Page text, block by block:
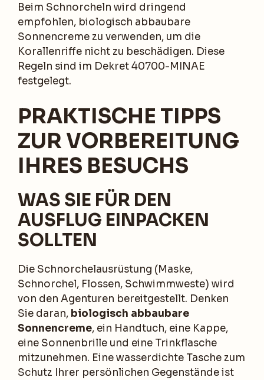
Beim Schnorcheln wird dringend
empfohlen, biologisch abbaubare
Sonnencreme zu verwenden, um die
Korallenriffe nicht zu beschädigen. Diese
Regeln sind im Dekret 40700-MINAE
festgelegt.
PRAKTISCHE TIPPS
ZUR VORBEREITUNG
IHRES BESUCHS
WAS SIE FÜR DEN
AUSFLUG EINPACKEN
SOLLTEN
Die Schnorchelausrüstung (Maske,
Schnorchel, Flossen, Schwimmweste) wird
von den Agenturen bereitgestellt. Denken
Sie daran, biologisch abbaubare
Sonnencreme, ein Handtuch, eine Kappe,
eine Sonnenbrille und eine Trinkflasche
mitzunehmen. Eine wasserdichte Tasche zum
Schutz Ihrer persönlichen Gegenstände ist